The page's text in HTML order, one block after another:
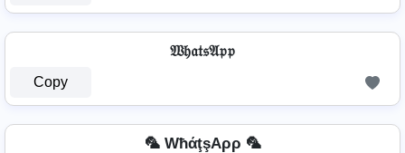
𝔚𝔥𝔞𝔱𝔰𝔄𝔭𝔭
Copy
🦜 WħάţşAρρ 🦜